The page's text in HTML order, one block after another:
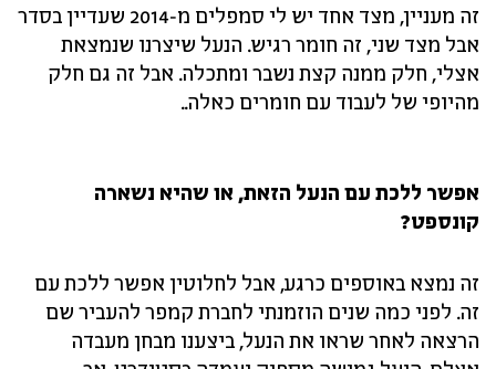
זה מעניין, מצד אחד יש לי סמפלים מ-2014 שעדיין בסדר
אבל מצד שני, זה חומר רגיש. הנעל שיצרנו שנמצאת
אצלי, חלק ממנה קצת נשבר ומתכלה. אבל זה גם חלק
מהיופי של לעבוד עם חומרים כאלה..
אפשר ללכת עם הנעל הזאת, או שהיא נשארה
קונספט?
זה נמצא באוספים כרגע, אבל לחלוטין אפשר ללכת עם
זה. לפני כמה שנים הוזמנתי לחברת קמפר להעביר שם
הרצאה לאחר שראו את הנעל, ביצענו מבחן מעבדה